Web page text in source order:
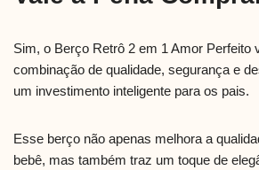
Sim, o Berço Retrô 2 em 1 Amor Perfeito
combinação de qualidade, segurança e
um investimento inteligente para os pais.
Esse berço não apenas melhora a
bebê, mas também traz um toque de